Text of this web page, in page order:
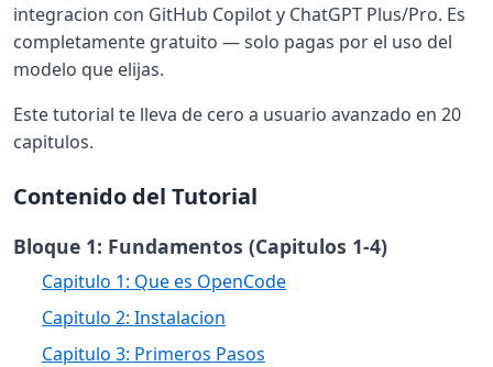
integracion con GitHub Copilot y ChatGPT Plus/Pro. Es
completamente gratuito — solo pagas por el uso del
modelo que elijas.
Este tutorial te lleva de cero a usuario avanzado en 20
capitulos.
Contenido del Tutorial
Bloque 1: Fundamentos (Capitulos 1-4)
Capitulo 1: Que es OpenCode
Capitulo 2: Instalacion
Capitulo 3: Primeros Pasos